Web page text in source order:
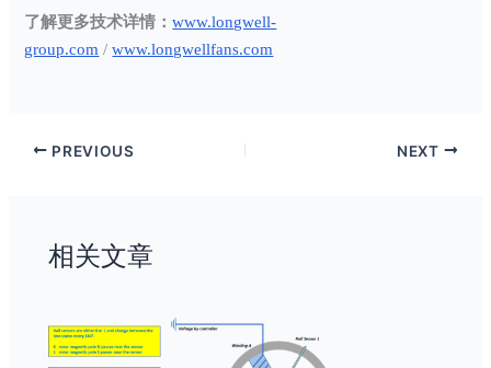
了解更多技术详情：www.longwell-
group.com /www.longwellfans.com
PREVIOUS NEXT
相关文章